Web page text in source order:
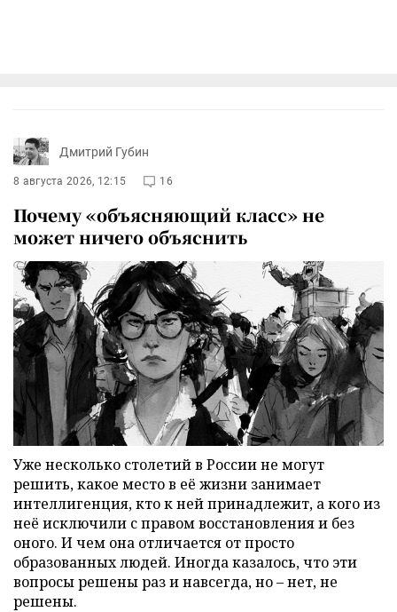
Дмитрий Губин
8 августа 2026, 12:15 16
Почему «объясняющий класс» не
может ничего объяснить
Уже несколько столетий в России не могут
решить, какое место в её жизни занимает
интеллигенция, кто к ней принадлежит, а кого из
неё исключили с правом восстановления и без
оного. И чем она отличается от просто
образованных людей. Иногда казалось, что эти
вопросы решены раз и навсегда, но – нет, не
решены.